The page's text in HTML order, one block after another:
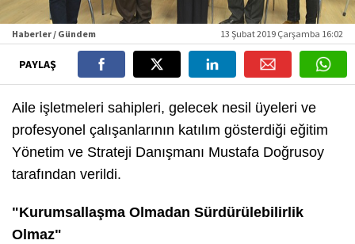
Haberler / Gündem 13 Şubat 2019 Çarşamba 16:02
PAYLAŞ
Aile işletmeleri sahipleri, gelecek nesil üyeleri ve
profesyonel çalışanlarının katılım gösterdiği eğitim
Yönetim ve Strateji Danışmanı Mustafa Doğrusoy
tarafından verildi.
"Kurumsallaşma Olmadan Sürdürülebilirlik
Olmaz"